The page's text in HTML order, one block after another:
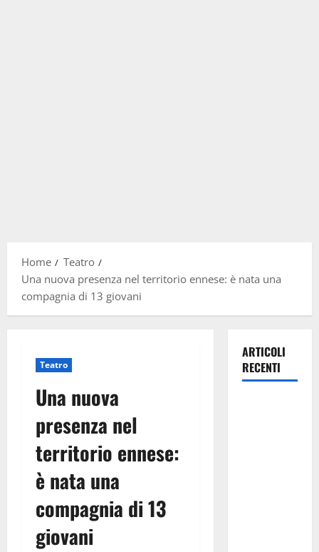
Home
Teatro
Una nuova presenza nel territorio ennese: è nata una
compagnia di 13 giovani
Teatro
Una nuova
presenza nel
territorio ennese:
è nata una
compagnia di 13
giovani
ARTICOLI
RECENTI